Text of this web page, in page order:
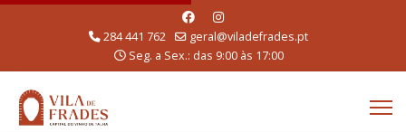
284 441 762
geral@viladefrades.pt
Seg. a Sex.: das 9:00 às 17:00